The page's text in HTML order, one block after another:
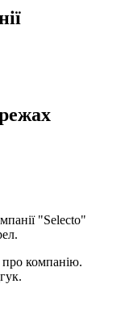
"Selecto"
компанію.